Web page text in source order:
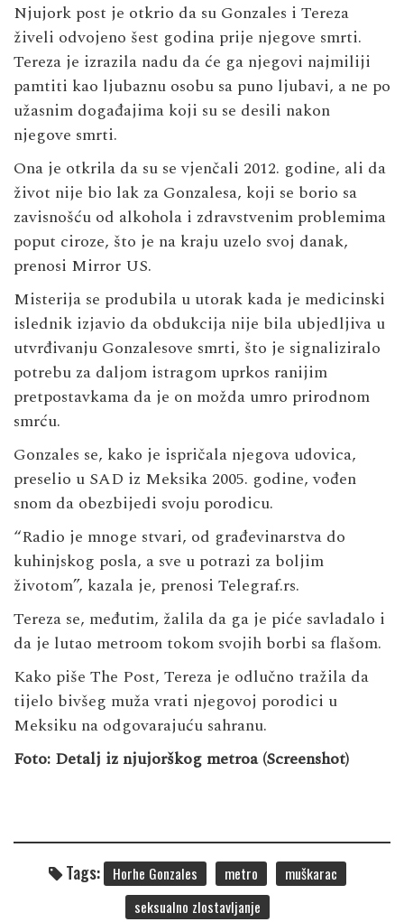
Njujork post je otkrio da su Gonzales i Tereza ​​
živeli odvojeno šest godina prije njegove smrti.
Tereza ​​je izrazila nadu da će ga njegovi najmiliji
pamtiti kao ljubaznu osobu sa puno ljubavi, a ne po
užasnim događajima koji su se desili nakon
njegove smrti.
Ona je otkrila da su se vjenčali 2012. godine, ali da
život nije bio lak za Gonzalesa, koji se borio sa
zavisnošću od alkohola i zdravstvenim problemima
poput ciroze, što je na kraju uzelo svoj danak,
prenosi Mirror US.
Misterija se produbila u utorak kada je medicinski
islednik izjavio da obdukcija nije bila ubjedljiva u
utvrđivanju Gonzalesove smrti, što je signaliziralo
potrebu za daljom istragom uprkos ranijim
pretpostavkama da je on možda umro prirodnom
smrću.
Gonzales se, kako je ispričala njegova udovica,
preselio u SAD iz Meksika 2005. godine, vođen
snom da obezbijedi svoju porodicu.
“Radio je mnoge stvari, od građevinarstva do
kuhinjskog posla, a sve u potrazi za boljim
životom”, kazala je, prenosi Telegraf.rs.
Tereza ​​se, međutim, žalila da ga je piće savladalo i
da je lutao metroom tokom svojih borbi sa flašom.
Kako piše The Post, Tereza ​​je odlučno tražila da
tijelo bivšeg muža vrati njegovoj porodici u
Meksiku na odgovarajuću sahranu.
Foto: Detalj iz njujorškog metroa (Screenshot)
Tags: Horhe Gonzales metro
muškarac
seksualno zlostavljanje